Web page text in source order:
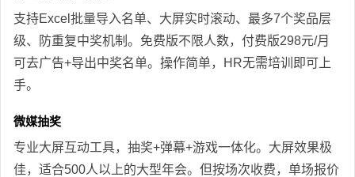
支持Excel批量导入名单、大屏实时滚动、最多7个奖品层
级、防重复中奖机制。免费版不限人数，付费版298元/月
可去广告+导出中奖名单。操作简单，HR无需培训即可上
手。
微媒抽奖
专业大屏互动工具，抽奖+弹幕+游戏一体化。大屏效果极
佳，适合500人以上的大型年会。但按场次收费，单场报价